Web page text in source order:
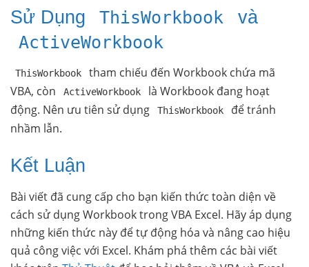
Sử Dụng ThisWorkbook và
ActiveWorkbook
ThisWorkbook
tham chiếu đến Workbook chứa mã
VBA, còn
ActiveWorkbook
là Workbook đang hoạt
động. Nên ưu tiên sử dụng
ThisWorkbook
để tránh
nhầm lẫn.
Kết Luận
Bài viết đã cung cấp cho bạn kiến thức toàn diện về
cách sử dụng Workbook trong VBA Excel. Hãy áp dụng
những kiến thức này để tự động hóa và nâng cao hiệu
quả công việc với Excel. Khám phá thêm các bài viết